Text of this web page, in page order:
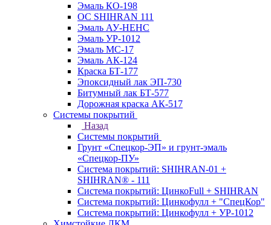
Эмаль КО-198
ОС SHIHRAN 111
Эмаль АУ-НЕНС
Эмаль УР-1012
Эмаль МС-17
Эмаль АК-124
Краска БТ-177
Эпоксидный лак ЭП-730
Битумный лак БТ-577
Дорожная краска АК-517
Системы покрытий
Назад
Системы покрытий
Грунт «Спецкор-ЭП» и грунт-эмаль
«Спецкор-ПУ»
Система покрытий: SHIHRAN-01 +
SHIHRAN® - 111
Система покрытий: ЦинкоFull + SHIHRAN
Система покрытий: Цинкофулл + "СпецКор"
Система покрытий: Цинкофулл + УР-1012